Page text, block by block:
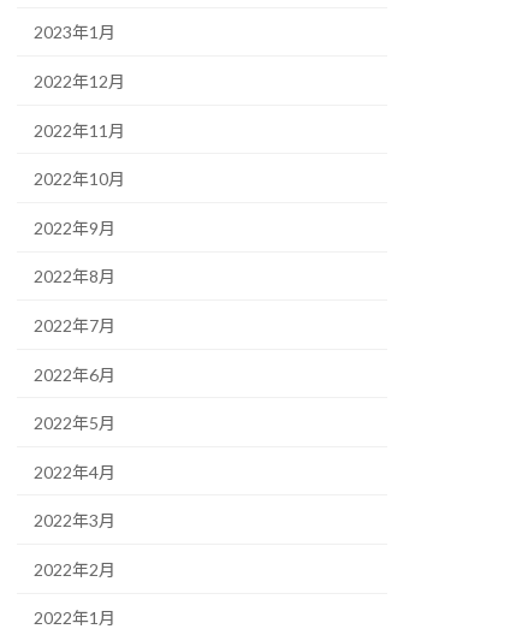
2023年1月
2022年12月
2022年11月
2022年10月
2022年9月
2022年8月
2022年7月
2022年6月
2022年5月
2022年4月
2022年3月
2022年2月
2022年1月